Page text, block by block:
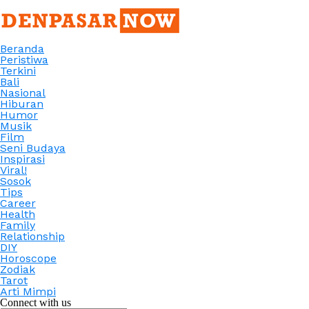
Beranda
Peristiwa
Terkini
Bali
Nasional
Hiburan
Humor
Musik
Film
Seni Budaya
Inspirasi
Viral!
Sosok
Tips
Career
Health
Family
Relationship
DIY
Horoscope
Zodiak
Tarot
Arti Mimpi
Connect with us